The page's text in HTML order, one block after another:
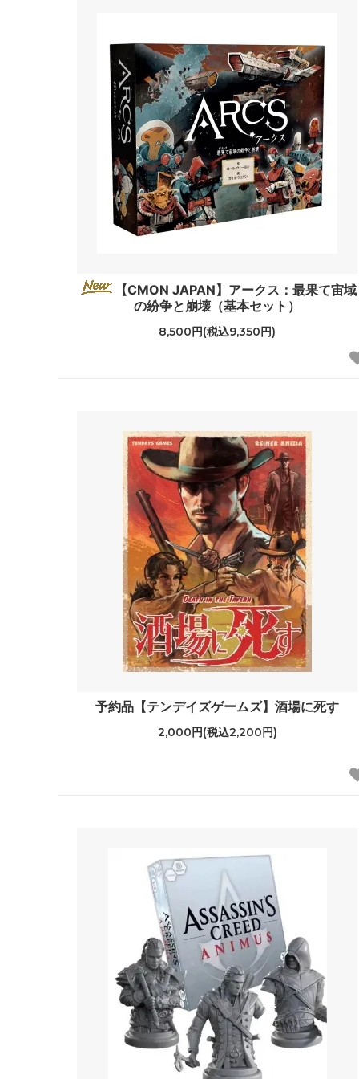
【CMON JAPAN】アークス：最果て宙域
の紛争と崩壊（基本セット）
8,500円(税込9,350円)
予約品【テンデイズゲームズ】酒場に死す
2,000円(税込2,200円)